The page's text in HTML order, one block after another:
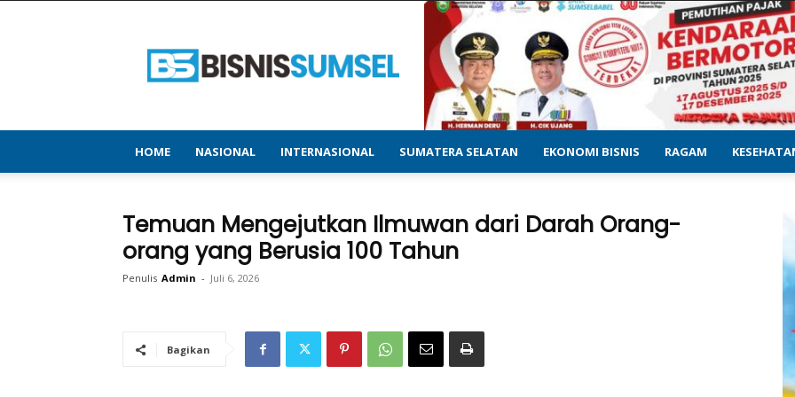
–
Menyajikan
&
Terupdate
HOME NASIONAL INTERNASIONAL SUMATERA SELATAN EKONOMI BISNIS RAGAM
Temuan Mengejutkan Ilmuwan dari Darah Orang-
orang yang Berusia 100 Tahun
Penulis Admin - Juli 6, 2026
Bagikan